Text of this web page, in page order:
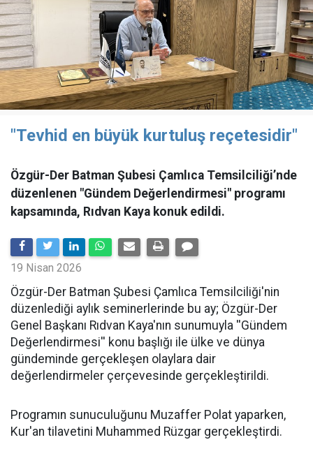
"Tevhid en büyük kurtuluş reçetesidir"
Özgür-Der Batman Şubesi Çamlıca Temsilciliği’nde
düzenlenen "Gündem Değerlendirmesi" programı
kapsamında, Rıdvan Kaya konuk edildi.
19 Nisan 2026
​Özgür-Der Batman Şubesi Çamlıca Temsilciliği'nin
düzenlediği aylık seminerlerinde bu ay; Özgür-Der
Genel Başkanı Rıdvan Kaya'nın sunumuyla ''Gündem
Değerlendirmesi'' konu başlığı ile ülke ve dünya
gündeminde gerçekleşen olaylara dair
değerlendirmeler çerçevesinde gerçekleştirildi.
Programın sunuculuğunu Muzaffer Polat yaparken,
Kur'an tilavetini Muhammed Rüzgar gerçekleştirdi.